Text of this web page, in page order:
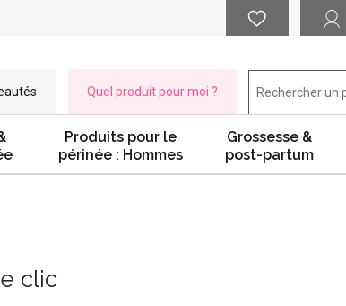
Quel produit pour moi ?
Produits pour le
périnée : Hommes
Grossesse &
post-partum
clic